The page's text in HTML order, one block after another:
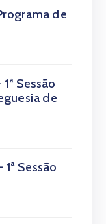
de
Sessão
de
Sessão